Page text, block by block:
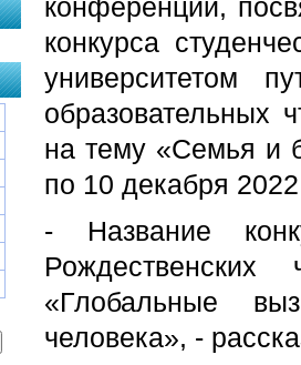
конференции,
конкурса
университетом
образовательных
на тему «Семья и
по 10 декабря
- Название
«Глобальные
человека», -